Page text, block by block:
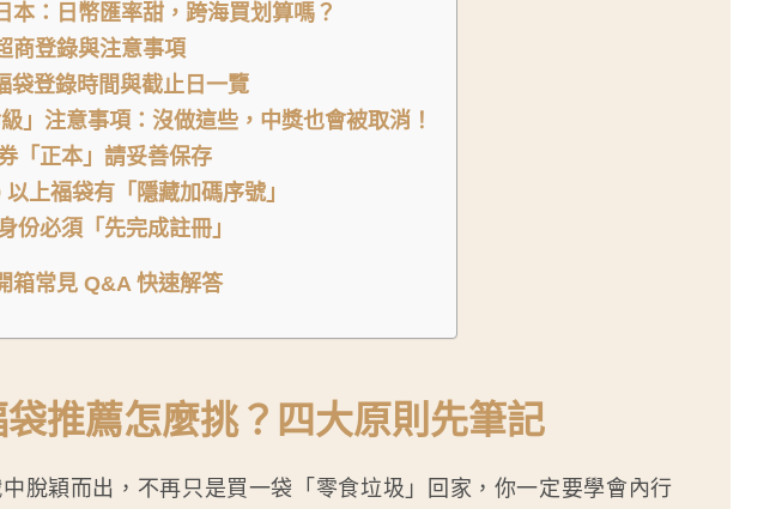
本：日幣匯率甜，跨海買划算嗎？
商登錄與注意事項
袋登錄時間與截止日一覽
」注意事項：沒做這些，中獎也會被取消！
「正本」請妥善保存
上福袋有「隱藏加碼序號」
份必須「先完成註冊」
箱常見 Q&A 快速解答
推薦怎麼挑？四大原則先筆記
脫穎而出，不再只是買一袋「零食垃圾」回家，你一定要學會內行